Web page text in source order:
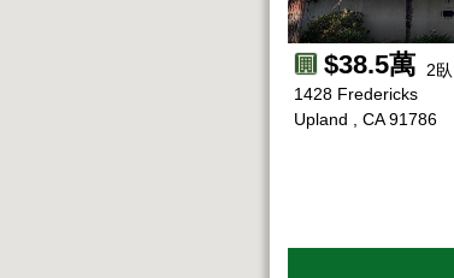
$38.5萬 2臥
1428 Fredericks
Upland , CA 91786